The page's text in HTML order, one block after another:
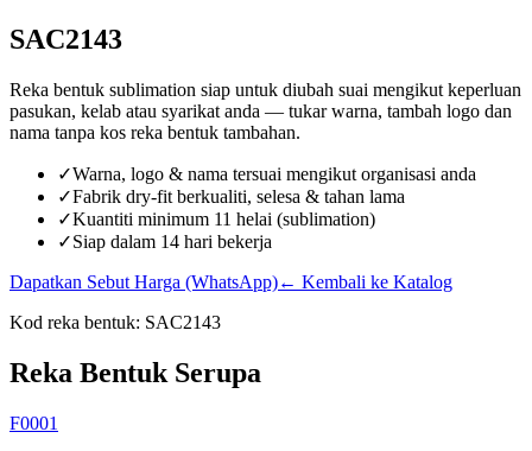
SAC2143
Reka bentuk sublimation siap untuk diubah suai mengikut keperluan
pasukan, kelab atau syarikat anda — tukar warna, tambah logo dan
nama tanpa kos reka bentuk tambahan.
✓Warna, logo & nama tersuai mengikut organisasi anda
✓Fabrik dry-fit berkualiti, selesa & tahan lama
✓Kuantiti minimum 11 helai (sublimation)
✓Siap dalam 14 hari bekerja
Dapatkan Sebut Harga (WhatsApp)← Kembali ke Katalog
Kod reka bentuk: SAC2143
Reka Bentuk Serupa
F0001